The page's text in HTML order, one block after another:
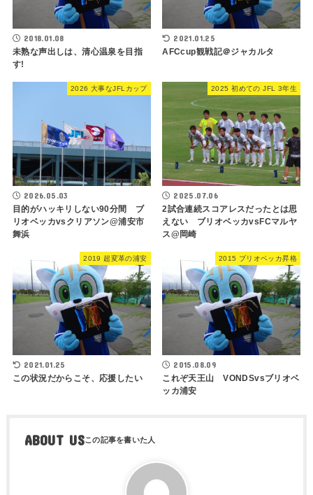
2018.01.08
未熟な声出しは、清心温泉を目指
す!
2021.01.25
AFCcup観戦記＠ジャカルタ
2026 大事なJFLカップ
2026.05.03
目的がハッキリしない90分間 ブ
リオベッカvsクリアソン@浦安市
舞浜
2025 初めての JFL 3年生
2025.07.06
2試合連続スコアレスだったとは思
えない ブリオベッカvsFCマルヤ
ス@岡崎
2019 超変革の浦安
2021.01.25
この状況だからこそ、応援したい
2015 ブリオベッカ昇格
2015.08.09
これぞ天王山 VONDSvsブリオベ
ッカ浦安
ABOUT US